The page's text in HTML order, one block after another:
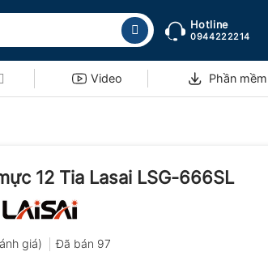
Hotline
0944222214
Video Phần mềm
12 Tia Lasai LSG-666SL
giá) Đã bán 97